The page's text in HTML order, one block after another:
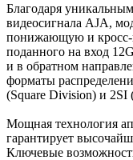
Благодаря
видеосигнала AJA,
понижающую и кросс-
поданного на вход
и в обратном
форматы
(Square Division) и 2SI
Мощная технология
гарантирует
Ключевые